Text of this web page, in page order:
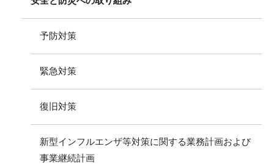
予防対策
緊急対策
復旧対策
新型インフルエンザ等対策に関する業務計画および
事業継続計画